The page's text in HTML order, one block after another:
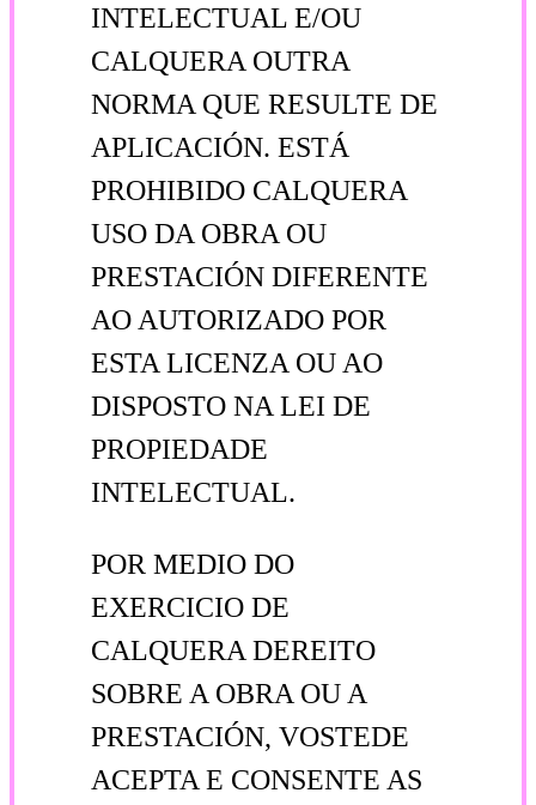
INTELECTUAL E/OU
CALQUERA OUTRA
NORMA QUE RESULTE DE
APLICACIÓN. ESTÁ
PROHIBIDO CALQUERA
USO DA OBRA OU
PRESTACIÓN DIFERENTE
AO AUTORIZADO POR
ESTA LICENZA OU AO
DISPOSTO NA LEI DE
PROPIEDADE
INTELECTUAL.
POR MEDIO DO
EXERCICIO DE
CALQUERA DEREITO
SOBRE A OBRA OU A
PRESTACIÓN, VOSTEDE
ACEPTA E CONSENTE AS